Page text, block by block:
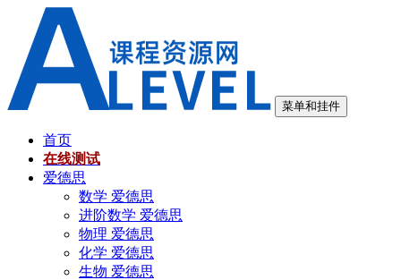
菜单和挂件
首页
在线测试
爱德思
数学 爱德思
进阶数学 爱德思
物理 爱德思
化学 爱德思
生物 爱德思